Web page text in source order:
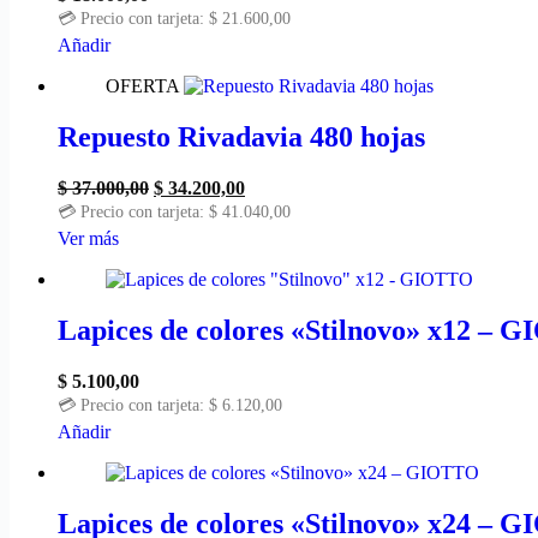
💳 Precio con tarjeta: $ 21.600,00
Añadir
OFERTA
Repuesto Rivadavia 480 hojas
$37.000,00 El
precio
$ 37.000,00.
$ 34.200,00El
precio
$ 34.200,00.
💳 Precio con tarjeta: $ 41.040,00
Ver másEste
tiene
variantes.
Las
se
pueden
la
de
Lapices de colores «Stilnovo» x12 –
$ 5.100,00
💳 Precio con tarjeta: $ 6.120,00
Añadir
Lapices de colores «Stilnovo» x24 –